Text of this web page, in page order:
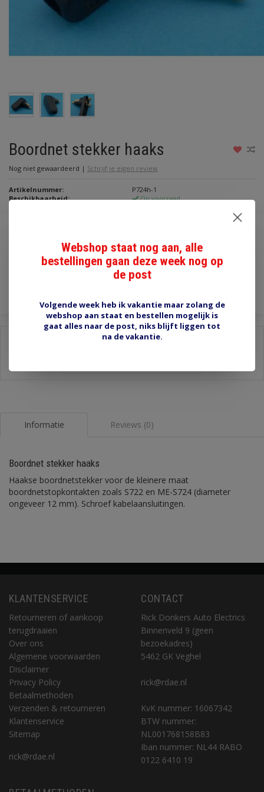
Boordnet stekker haaks
Nog niet gewaardeerd | Schrijf je eigen review
Artikelnummer:
P724h-1
Beschikbaarheid:
Op voorraad
Toevoegen aan winkelwagen
Informatie Reviews (0)
Boordnet stekker haaks
Haakse boordnetstekker voor de kleinere maat
boordnetstopkontakten zoals S722 en ME-S724 (diameter
ongeveer 12 mm). Schroef kabelaansluitingen.
KLANTENSERVICE
Retourneren of aankoop
terugdraaien
Over ons
Algemene voorwaarden
Disclaimer
Privacy Policy
Betaalmethoden
Verzenden & retourneren
Klantenservice
Sitemap
rick@rdae.nl
CONTACT
Rick Donkers Auto Electrics
Binnenveld 9 (geen
bezoekadres)
5462 GK Veghel
rick@rdae.nl
KvK nummer: 16067342
BTW nummer:
NL001768158B83
Iban nummer: NL44 RABO
0122 6410 19
Webshop staat nog aan, alle
bestellingen gaan deze week nog op
de post
Volgende week heb ik vakantie maar zolang de
webshop aan staat en bestellen mogelijk is
gaat alles naar de post, niks blijft liggen tot
na de vakantie.